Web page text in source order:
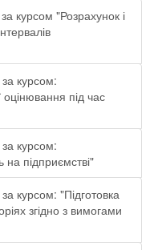
курсом "Розрахунок і
курсом:
оцінювання під час
курсом:
підприємстві"
курсом: "Підготовка
згідно з вимогами